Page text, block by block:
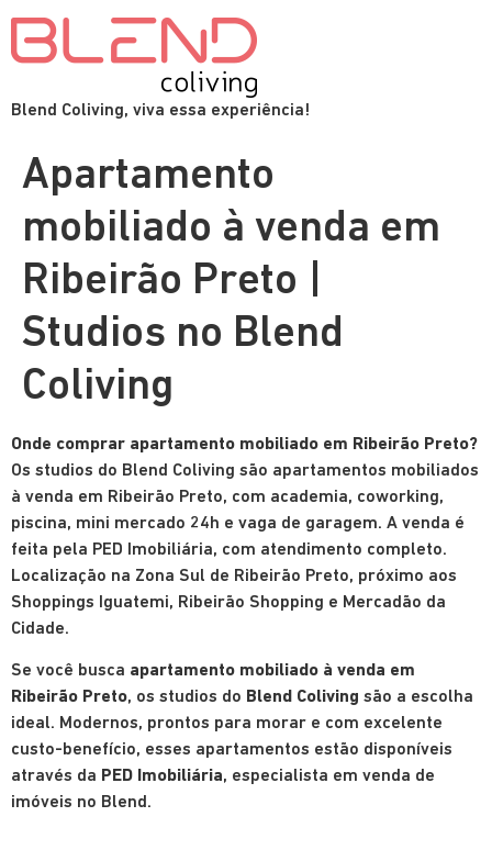
Blend Coliving, viva essa experiência!
Apartamento
mobiliado à venda em
Ribeirão Preto |
Studios no Blend
Coliving
Onde comprar apartamento mobiliado em Ribeirão Preto?
Os studios do Blend Coliving são apartamentos mobiliados
à venda em Ribeirão Preto, com academia, coworking,
piscina, mini mercado 24h e vaga de garagem. A venda é
feita pela PED Imobiliária, com atendimento completo.
Localização na Zona Sul de Ribeirão Preto, próximo aos
Shoppings Iguatemi, Ribeirão Shopping e Mercadão da
Cidade.
Se você busca apartamento mobiliado à venda em
Ribeirão Preto, os studios do Blend Coliving são a escolha
ideal. Modernos, prontos para morar e com excelente
custo-benefício, esses apartamentos estão disponíveis
através da PED Imobiliária, especialista em venda de
imóveis no Blend.